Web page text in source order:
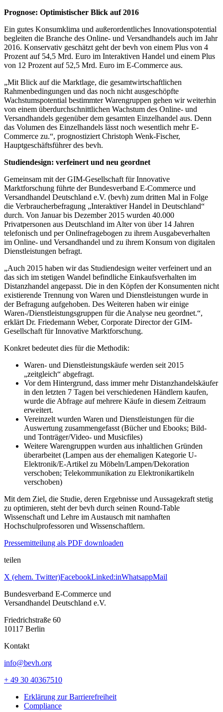
Prognose: Optimistischer Blick auf 2016
Ein gutes Konsumklima und außerordentliches Innovationspotential
begleiten die Branche des Online- und Versandhandels auch im Jahr
2016. Konservativ geschätzt geht der bevh von einem Plus von 4
Prozent auf 54,5 Mrd. Euro im Interaktiven Handel und einem Plus
von 12 Prozent auf 52,5 Mrd. Euro im E-Commerce aus.
„Mit Blick auf die Marktlage, die gesamtwirtschaftlichen
Rahmenbedingungen und das noch nicht ausgeschöpfte
Wachstumspotential bestimmter Warengruppen gehen wir weiterhin
von einem überdurchschnittlichen Wachstum des Online- und
Versandhandels gegenüber dem gesamten Einzelhandel aus. Denn
das Volumen des Einzelhandels lässt noch wesentlich mehr E-
Commerce zu.“, prognostiziert Christoph Wenk-Fischer,
Hauptgeschäftsführer des bevh.
Studiendesign: verfeinert und neu geordnet
Gemeinsam mit der GIM-Gesellschaft für Innovative
Marktforschung führte der Bundesverband E-Commerce und
Versandhandel Deutschland e.V. (bevh) zum dritten Mal in Folge
die Verbraucherbefragung „Interaktiver Handel in Deutschland“
durch. Von Januar bis Dezember 2015 wurden 40.000
Privatpersonen aus Deutschland im Alter von über 14 Jahren
telefonisch und per Onlinefragebogen zu ihrem Ausgabeverhalten
im Online- und Versandhandel und zu ihrem Konsum von digitalen
Dienstleistungen befragt.
„Auch 2015 haben wir das Studiendesign weiter verfeinert und an
das sich im stetigen Wandel befindliche Einkaufsverhalten im
Distanzhandel angepasst. Die in den Köpfen der Konsumenten nicht
existierende Trennung von Waren und Dienstleistungen wurde in
der Befragung aufgehoben. Des Weiteren haben wir einige
Waren-/Dienstleistungsgruppen für die Analyse neu geordnet.“,
erklärt Dr. Friedemann Weber, Corporate Director der GIM-
Gesellschaft für Innovative Marktforschung.
Konkret bedeutet dies für die Methodik:
Waren- und Dienstleistungskäufe werden seit 2015
„zeitgleich“ abgefragt.
Vor dem Hintergrund, dass immer mehr Distanzhandelskäufer
in den letzten 7 Tagen bei verschiedenen Händlern kaufen,
wurde die Abfrage auf mehrere Käufe in diesem Zeitraum
erweitert.
Vereinzelt wurden Waren und Dienstleistungen für die
Auswertung zusammengefasst (Bücher und Ebooks; Bild-
und Tonträger/Video- und Musicfiles)
Weitere Warengruppen wurden aus inhaltlichen Gründen
überarbeitet (Lampen aus der ehemaligen Kategorie U-
Elektronik/E-Artikel zu Möbeln/Lampen/Dekoration
verschoben; Telekommunikation zu Elektronikartikeln
verschoben)
Mit dem Ziel, die Studie, deren Ergebnisse und Aussagekraft stetig
zu optimieren, steht der bevh durch seinen Round-Table
Wissenschaft und Lehre im Austausch mit namhaften
Hochschulprofessoren und Wissenschaftlern.
Pressemitteilung als PDF downloaden
teilen
X (ehem. Twitter)FacebookLinked:inWhatsappMail
Bundesverband E-Commerce und
Versandhandel Deutschland e.V.
Friedrichstraße 60
10117 Berlin
Kontakt
info@bevh.org
+ 49 30 40367510
Erklärung zur Barrierefreiheit
Compliance